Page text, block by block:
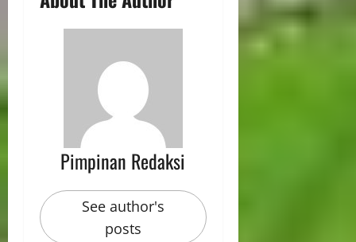
Pimpinan Redaksi
See author's
posts